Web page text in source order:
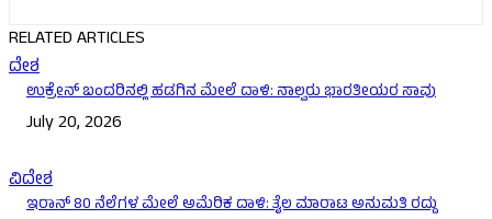
RELATED ARTICLES
ದೇಶ
ಉಕ್ರೇನ್‌ ಬಂದರಿನಲ್ಲಿ ಹಡಗಿನ ಮೇಲೆ ದಾಳಿ: ನಾಲ್ವರು ಭಾರತೀಯರ ಸಾವು
July 20, 2026
ವಿದೇಶ
ಇರಾನ್‌ 80 ನೆಲೆಗಳ ಮೇಲೆ ಅಮೆರಿಕ ದಾಳಿ: ತೈಲ ಮಾರಾಟ ಅನುಮತಿ ರದ್ದು